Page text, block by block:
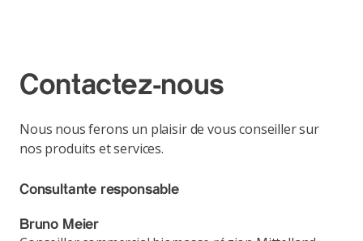
Contactez-nous
Nous nous ferons un plaisir de vous conseiller sur
nos produits et services.
Consultante responsable
Bruno Meier